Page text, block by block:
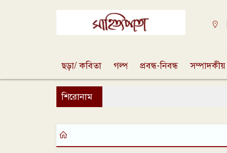
ছড়া/ কবিতা গল্প প্রবন্ধ-নিবন্ধ সম্পাদকীয়
শিরোনাম